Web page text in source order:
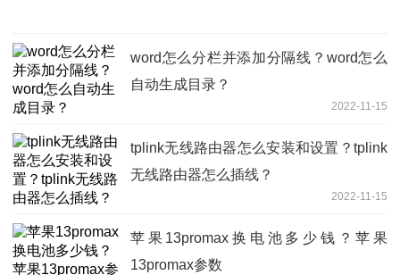
word怎么分栏并添加分隔线？word怎么
自动生成目录？
2022-11-15
tplink无线路由器怎么安装和设置？tplink
无线路由器怎么插线？
2022-11-15
苹果13promax换电池多少钱？苹果
13promax参数